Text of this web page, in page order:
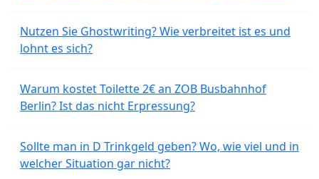
Nutzen Sie Ghostwriting? Wie verbreitet ist es und
lohnt es sich?
Warum kostet Toilette 2€ an ZOB Busbahnhof
Berlin? Ist das nicht Erpressung?
Sollte man in D Trinkgeld geben? Wo, wie viel und in
welcher Situation gar nicht?